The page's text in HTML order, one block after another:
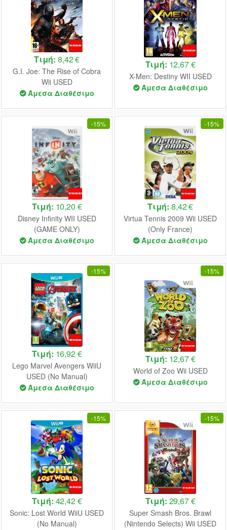
Τιμή: 8,42 €
G.I. Joe: The Rise of Cobra
Wii USED
Άμεσα Διαθέσιμο
Τιμή: 12,67 €
X-Men: Destiny WII USED
Άμεσα Διαθέσιμο
-15%
Τιμή: 10,20 €
Disney Infinity WII USED
(GAME ONLY)
Άμεσα Διαθέσιμο
-15%
Τιμή: 8,42 €
Virtua Tennis 2009 Wii USED
(Only France)
Άμεσα Διαθέσιμο
-15%
Τιμή: 16,92 €
Lego Marvel Avengers WiiU
USED (No Manual)
Άμεσα Διαθέσιμο
-15%
Τιμή: 12,67 €
World of Zoo Wii USED
Άμεσα Διαθέσιμο
-15%
Τιμή: 42,42 €
Sonic: Lost World WiiU USED
(No Manual)
-15%
Τιμή: 29,67 €
Super Smash Bros. Brawl
(Nintendo Selects) Wii USED